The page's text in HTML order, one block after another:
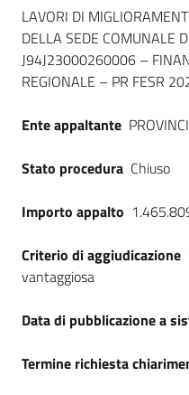
Dati del bando
LAVORI DI
DELLA SEDE COMUNALE
J94J23000260006 –
REGIONALE – PR FESR
Ente appaltante
Stato procedura Chiuso
Importo appalto
Criterio di aggiudicazione
vantaggiosa
Data di pubblicazione a
Termine richiesta